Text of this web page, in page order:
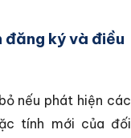
ký và điều
nếu phát hiện các
tính mới của đối